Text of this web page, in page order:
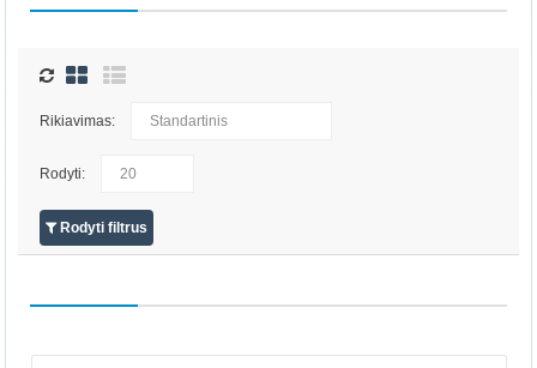
Rikiavimas:
Rodyti:
Rodyti filtrus